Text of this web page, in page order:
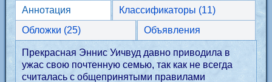
Аннотация
Классификаторы (11)
Обложки (25)
Объявления
Прекрасная Эннис Уичвуд давно приводила в
ужас свою почтенную семью, так как не всегда
считалась с общепринятыми правилами